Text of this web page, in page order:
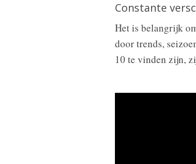
Constante
Het is belangrijk
door trends,
10 te vinden zijn,